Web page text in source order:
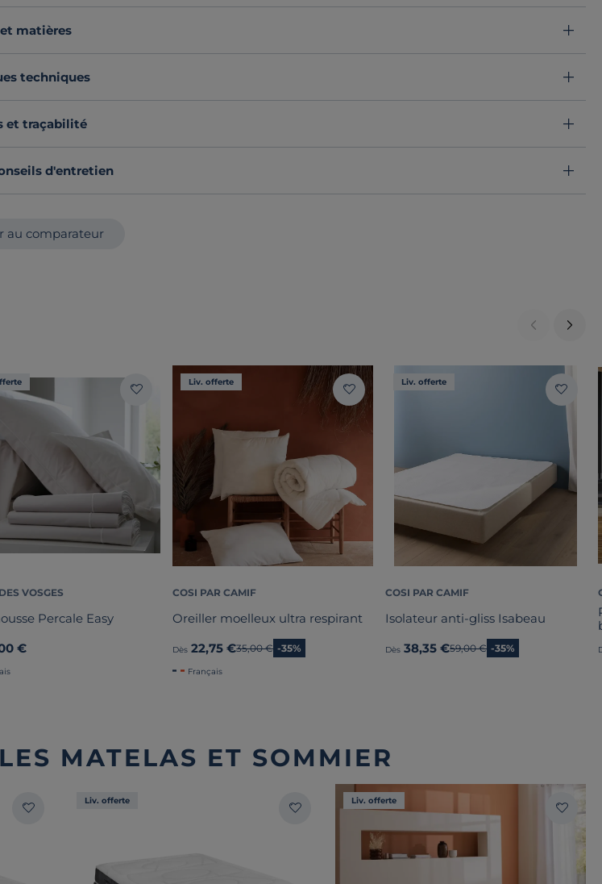
notre sélection :Ensembles matelas et sommier
matières
techniques
et traçabilité
d'entretien
au comparateur
VOSGES
Percale Easy
€
Liv. offerte
COSI PAR CAMIF
Oreiller moelleux ultra respirant
Dès 22,75 €Ancien prix
35,00 € -35%
Français
Liv. offerte
COSI PAR CAMIF
Isolateur anti-gliss Isabeau
Dès 38,35 €Ancien prix
59,00 € -35%
MATELAS ET SOMMIER
Liv. offerte Liv. offerte